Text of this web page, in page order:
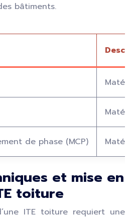
bâtiments.
de phase (MCP)
et mise en
toiture
ITE toiture requiert une